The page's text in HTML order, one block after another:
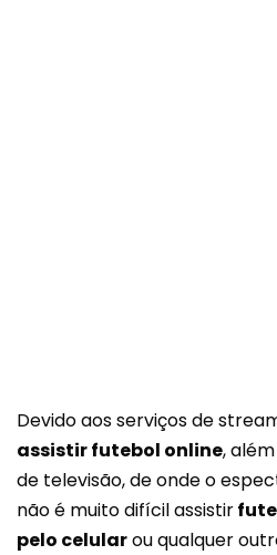
Devido aos serviços de
assistir futebol online,
de televisão, de onde o
não é muito difícil assistir
pelo celularou qualquer